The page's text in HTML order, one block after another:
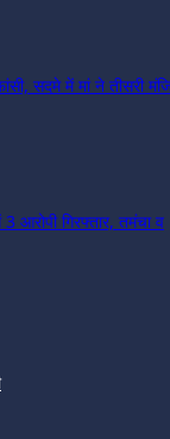
सदमे में मां ने तीसरी
गिरफ्तार, तमंचा व